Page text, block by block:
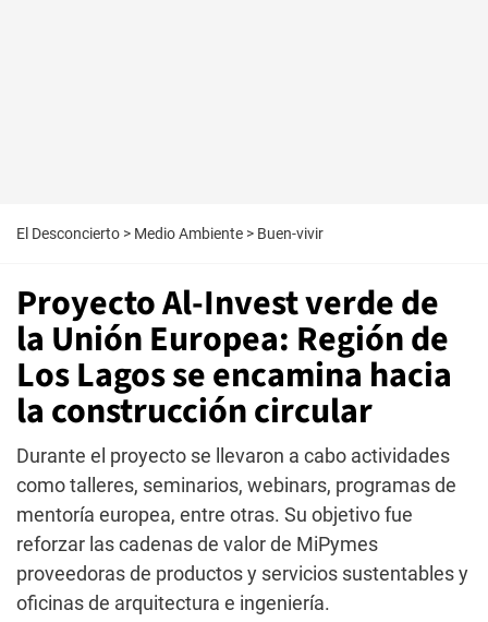
El Desconcierto > Medio Ambiente > Buen-vivir
Proyecto Al-Invest verde de
la Unión Europea: Región de
Los Lagos se encamina hacia
la construcción circular
Durante el proyecto se llevaron a cabo actividades
como talleres, seminarios, webinars, programas de
mentoría europea, entre otras. Su objetivo fue
reforzar las cadenas de valor de MiPymes
proveedoras de productos y servicios sustentables y
oficinas de arquitectura e ingeniería.